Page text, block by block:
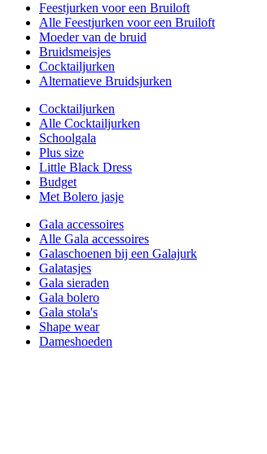
Feestjurken voor een Bruiloft
Alle Feestjurken voor een Bruiloft
Moeder van de bruid
Bruidsmeisjes
Cocktailjurken
Alternatieve Bruidsjurken
Cocktailjurken
Alle Cocktailjurken
Schoolgala
Plus size
Little Black Dress
Budget
Met Bolero jasje
Gala accessoires
Alle Gala accessoires
Galaschoenen bij een Galajurk
Galatasjes
Gala sieraden
Gala bolero
Gala stola's
Shape wear
Dameshoeden